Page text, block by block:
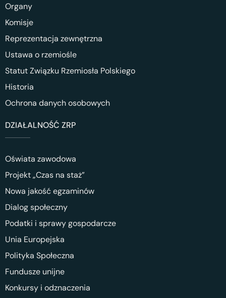
Organy
Komisje
Reprezentacja zewnętrzna
Ustawa o rzemiośle
Statut Związku Rzemiosła Polskiego
Historia
Ochrona danych osobowych
DZIAŁALNOŚĆ ZRP
Oświata zawodowa
Projekt „Czas na staż”
Nowa jakość egzaminów
Dialog społeczny
Podatki i sprawy gospodarcze
Unia Europejska
Polityka Społeczna
Fundusze unijne
Konkursy i odznaczenia